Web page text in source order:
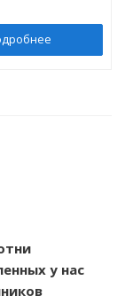
у нас